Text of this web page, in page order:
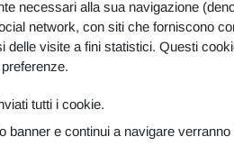
CERCA
CONTATTI
NEWS
PRIVACY
COOKIE
Small
necessari alla sua navigazione
network, con siti che forniscono
delle visite a fini statistici. Questi
tutti i cookie.
banner e continui a navigare